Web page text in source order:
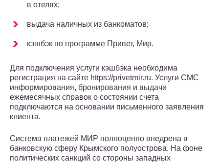
в отелях;
выдача наличных из банкоматов;
кэшбэк по программе Привет, Мир.
Для подключения услуги кэшбэка необходима
регистрация на сайте https://privetmir.ru. Услуги СМС
информирования, бронирования и выдачи
ежемесячных справок о состоянии счета
подключаются на основании письменного заявления
клиента.
Система платежей МИР полноценно внедрена в
банковскую сферу Крымского полуострова. На фоне
политических санкций со стороны западных